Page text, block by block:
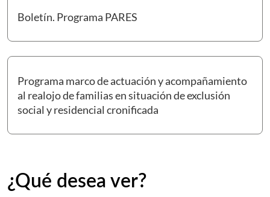
Boletín. Programa PARES
Ir a Boletín. Programa PARES
Programa marco de actuación y acompañamiento
al realojo de familias en situación de exclusión
social y residencial cronificada
Ir a Programa marco de actuación y acompañamiento al
¿Qué desea ver?